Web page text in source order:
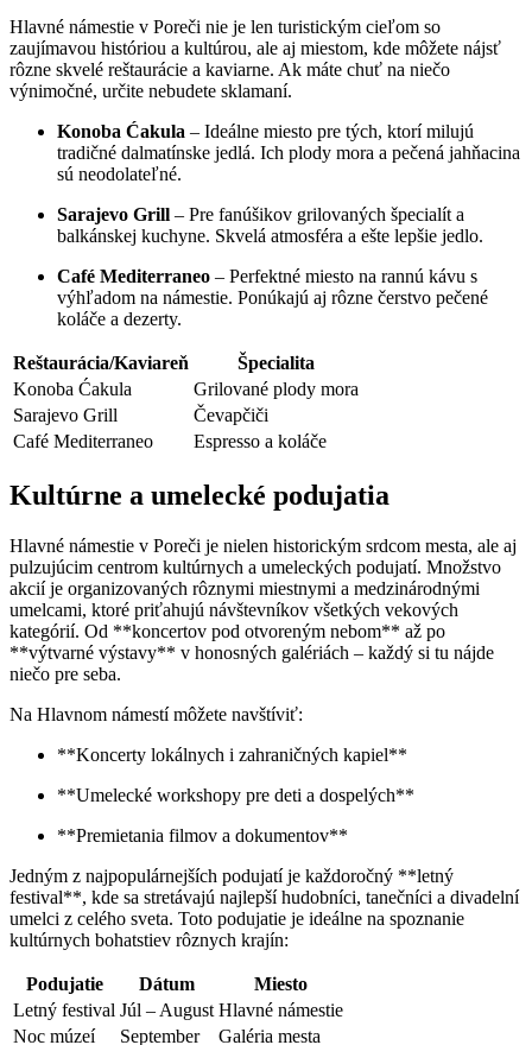
Hlavné námestie v Poreči nie je len turistickým cieľom so
zaujímavou históriou a kultúrou, ale aj miestom, kde môžete nájsť
rôzne skvelé reštaurácie a kaviarne. Ak máte chuť na niečo
výnimočné, určite nebudete sklamaní.
Konoba Ćakula – Ideálne miesto pre tých, ktorí milujú
tradičné dalmatínske jedlá. Ich plody mora a pečená jahňacina
sú neodolateľné.
Sarajevo Grill – Pre fanúšikov grilovaných špecialít a
balkánskej kuchyne. Skvelá atmosféra a ešte lepšie jedlo.
Café Mediterraneo – Perfektné miesto na rannú kávu s
výhľadom na námestie. Ponúkajú aj rôzne čerstvo pečené
koláče a dezerty.
Reštaurácia/Kaviareň
Špecialita
Konoba Ćakula
Grilované plody mora
Sarajevo Grill
Čevapčiči
Café Mediterraneo
Espresso a koláče
Kultúrne a umelecké podujatia
Hlavné námestie v Poreči je nielen historickým srdcom mesta, ale aj
pulzujúcim centrom kultúrnych a umeleckých podujatí. Množstvo
akcií je organizovaných rôznymi miestnymi a medzinárodnými
umelcami, ktoré priťahujú návštevníkov všetkých vekových
kategórií. Od **koncertov pod otvoreným nebom** až po
**výtvarné výstavy** v honosných galériách – každý si tu nájde
niečo pre seba.
Na Hlavnom námestí môžete navštíviť:
**Koncerty lokálnych i zahraničných kapiel**
**Umelecké workshopy pre deti a dospelých**
**Premietania filmov a dokumentov**
Jedným z najpopulárnejších podujatí je každoročný **letný
festival**, kde sa stretávajú najlepší hudobníci, tanečníci a divadelní
umelci z celého sveta. Toto podujatie je ideálne na spoznanie
kultúrnych bohatstiev rôznych krajín:
Podujatie Dátum
Miesto
Letný festival Júl – August Hlavné námestie
Noc múzeí
September Galéria mesta